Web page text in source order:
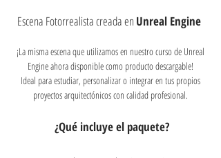
Escena Fotorrealistacreada en Unreal Engine
¡La misma escena que utilizamos en nuestro curso de Unreal
Engine ahora disponible como producto descargable!
Ideal para estudiar, personalizar o integrar en tus propios
proyectos arquitectónicos con calidad profesional.
¿Qué incluye el paquete?